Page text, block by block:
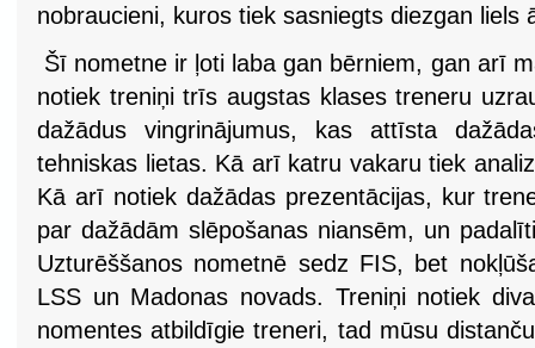
nobraucieni, kuros tiek sasniegts diezgan liels
Šī nometne ir ļoti laba gan bērniem, gan arī
notiek treniņi trīs augstas klases treneru
dažādus vingrinājumus, kas attīsta
tehniskas lietas. Kā arī katru vakaru tiek
Kā arī notiek dažādas prezentācijas, kur
par dažādām slēpošanas niansēm, un
Uzturēššanos nometnē sedz FIS, bet
LSS un Madonas novads. Treniņi notiek
nomentes atbildīgie treneri, tad mūsu